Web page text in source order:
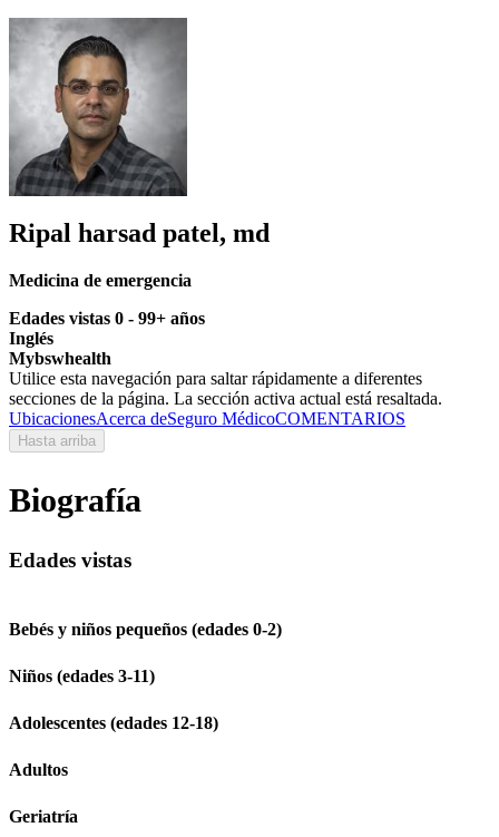
Ripal harsad patel, md
Medicina de emergencia
Edades vistas 0 - 99+ años
Inglés
Mybswhealth
Utilice esta navegación para saltar rápidamente a diferentes
secciones de la página. La sección activa actual está resaltada.
UbicacionesAcerca deSeguro MédicoCOMENTARIOS
Hasta arriba
Biografía
Edades vistas
Bebés y niños pequeños (edades 0-2)
Niños (edades 3-11)
Adolescentes (edades 12-18)
Adultos
Geriatría